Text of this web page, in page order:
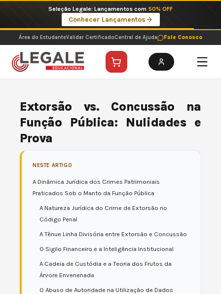
o
conteúdo
Imperdíveis no Pix: Pós Selecionadas a 199 reais no pix em parcela única
Ver ofertas
Área do EstudanteValidar CertificadoCentral de Ajuda Fale Conosco
Extorsão vs. Concussão na
Função Pública: Nulidades e
Prova
NESTE ARTIGO
A Dinâmica Jurídica dos Crimes Patrimoniais
Praticados Sob o Manto da Função Pública
A Natureza Jurídica do Crime de Extorsão no
Código Penal
A Tênue Linha Divisória entre Extorsão e Concussão
O Sigilo Financeiro e a Inteligência Institucional
A Cadeia de Custódia e a Teoria dos Frutos da
Árvore Envenenada
O Abuso de Autoridade na Utilização de Dados